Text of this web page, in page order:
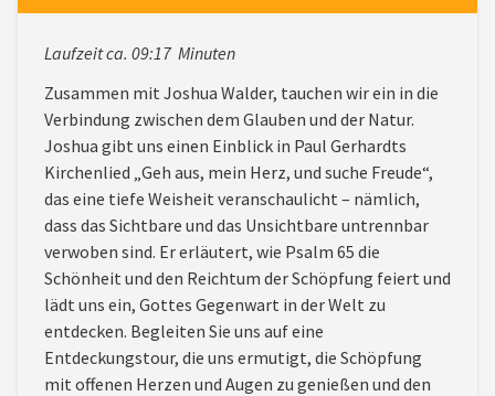
Laufzeit ca. 09:17 Minuten
Zusammen mit Joshua Walder, tauchen wir ein in die
Verbindung zwischen dem Glauben und der Natur.
Joshua gibt uns einen Einblick in Paul Gerhardts
Kirchenlied „Geh aus, mein Herz, und suche Freude“,
das eine tiefe Weisheit veranschaulicht – nämlich,
dass das Sichtbare und das Unsichtbare untrennbar
verwoben sind. Er erläutert, wie Psalm 65 die
Schönheit und den Reichtum der Schöpfung feiert und
lädt uns ein, Gottes Gegenwart in der Welt zu
entdecken. Begleiten Sie uns auf eine
Entdeckungstour, die uns ermutigt, die Schöpfung
mit offenen Herzen und Augen zu genießen und den